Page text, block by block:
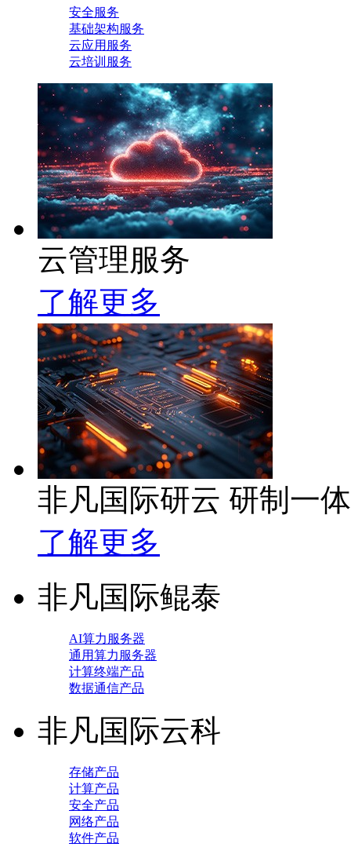
安全服务
基础架构服务
云应用服务
云培训服务
云管理服务
了解更多
非凡国际研云 研制一
了解更多
非凡国际鲲泰
AI算力服务器
通用算力服务器
计算终端产品
数据通信产品
非凡国际云科
存储产品
计算产品
安全产品
网络产品
软件产品